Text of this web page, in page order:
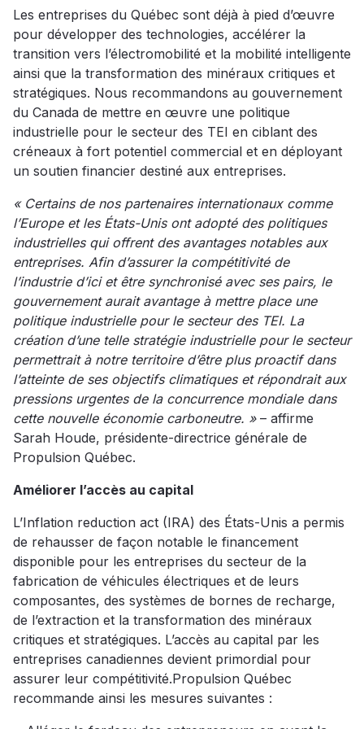
Les entreprises du Québec sont déjà à pied d’œuvre
pour développer des technologies, accélérer la
transition vers l’électromobilité et la mobilité intelligente
ainsi que la transformation des minéraux critiques et
stratégiques. Nous recommandons au gouvernement
du Canada de mettre en œuvre une politique
industrielle pour le secteur des TEI en ciblant des
créneaux à fort potentiel commercial et en déployant
un soutien financier destiné aux entreprises.
« Certains de nos partenaires internationaux comme
l’Europe et les États-Unis ont adopté des politiques
industrielles qui offrent des avantages notables aux
entreprises. Afin d’assurer la compétitivité de
l’industrie d’ici et être synchronisé avec ses pairs, le
gouvernement aurait avantage à mettre place une
politique industrielle pour le secteur des TEI. La
création d’une telle stratégie industrielle pour le secteur
permettrait à notre territoire d’être plus proactif dans
l’atteinte de ses objectifs climatiques et répondrait aux
pressions urgentes de la concurrence mondiale dans
cette nouvelle économie carboneutre. »– affirme
Sarah Houde, présidente-directrice générale de
Propulsion Québec.
Améliorer l’accès au capital
L’Inflation reduction act (IRA) des États-Unis a permis
de rehausser de façon notable le financement
disponible pour les entreprises du secteur de la
fabrication de véhicules électriques et de leurs
composantes, des systèmes de bornes de recharge,
de l’extraction et la transformation des minéraux
critiques et stratégiques. L’accès au capital par les
entreprises canadiennes devient primordial pour
assurer leur compétitivité.Propulsion Québec
recommande ainsi les mesures suivantes :